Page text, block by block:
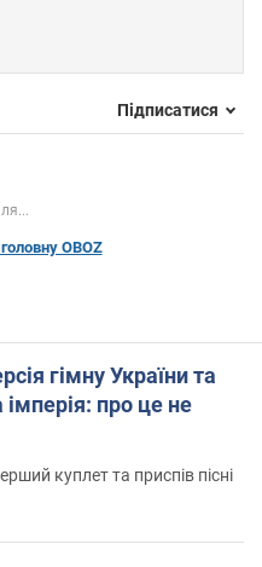
Підписатися
OBOZ
гімну України та
імперія: про це не
куплет та приспів пісні